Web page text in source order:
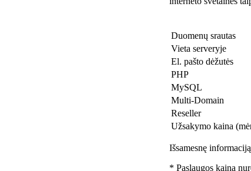
Duomenų srautas
Vieta serveryje
El. pašto dėžutės
PHP
MySQL
Multi-Domain
Reseller
Užsakymo kaina
Išsamesnę
* Paslaugos kaina